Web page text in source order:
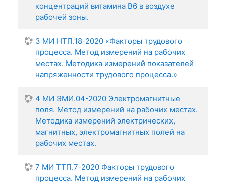
концентраций витамина В6 в воздухе
рабочей зоны.
3 МИ НТП.18-2020 «Факторы трудового
процесса. Метод измерений на рабочих
местах. Методика измерений показателей
напряженности трудового процесса.»
4 МИ ЭМИ.04-2020 Электромагнитные
поля. Метод измерений на рабочих местах.
Методика измерений электрических,
магнитных, электромагнитных полей на
рабочих местах.
7 МИ ТТП.7-2020 Факторы трудового
процесса. Метод измерений на рабочих